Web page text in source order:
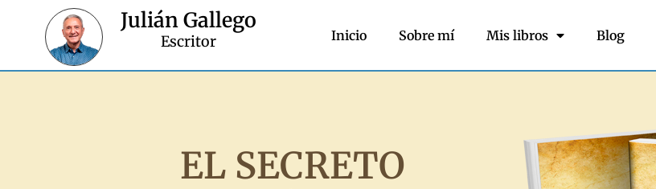
Julián Gallego
Escritor Inicio Sobre mí Mis libros Blog
EL SECRETO